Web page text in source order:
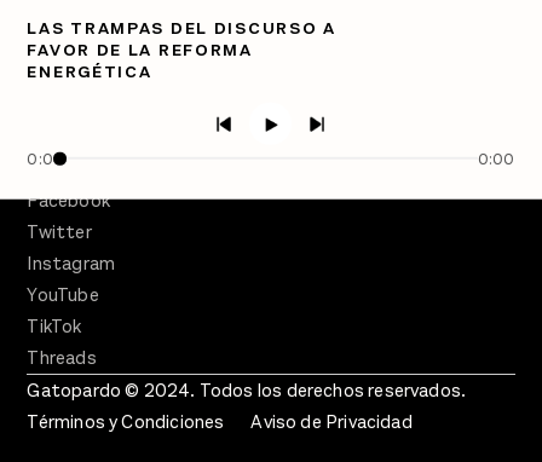
LAS TRAMPAS DEL DISCURSO A
FAVOR DE LA REFORMA
ENERGÉTICA
0:00 0:00
PÓDCASTS
Semanario Gatopardo
Facebook
Twitter
Instagram
YouTube
TikTok
Threads
Gatopardo © 2024. Todos los derechos reservados.
Términos y Condiciones
Aviso de Privacidad